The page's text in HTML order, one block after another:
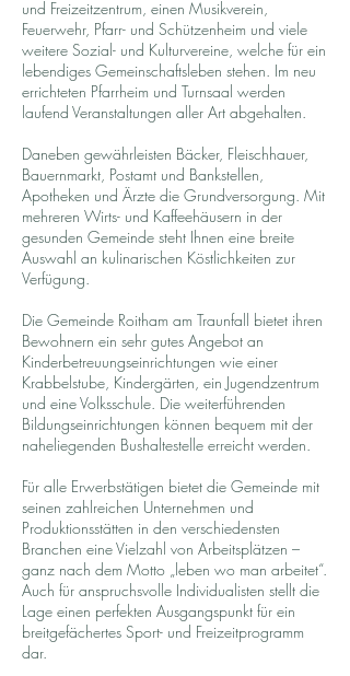
und Freizeitzentrum, einen Musikverein,
Feuerwehr, Pfarr- und Schützenheim und viele
weitere Sozial- und Kulturvereine, welche für ein
lebendiges Gemeinschaftsleben stehen. Im neu
errichteten Pfarrheim und Turnsaal werden
laufend Veranstaltungen aller Art abgehalten.
Daneben gewährleisten Bäcker, Fleischhauer,
Bauernmarkt, Postamt und Bankstellen,
Apotheken und Ärzte die Grundversorgung. Mit
mehreren Wirts- und Kaffeehäusern in der
gesunden Gemeinde steht Ihnen eine breite
Auswahl an kulinarischen Köstlichkeiten zur
Verfügung.
Die Gemeinde Roitham am Traunfall bietet ihren
Bewohnern ein sehr gutes Angebot an
Kinderbetreuungseinrichtungen wie einer
Krabbelstube, Kindergärten, ein Jugendzentrum
und eine Volksschule. Die weiterführenden
Bildungseinrichtungen können bequem mit der
naheliegenden Bushaltestelle erreicht werden.
Für alle Erwerbstätigen bietet die Gemeinde mit
seinen zahlreichen Unternehmen und
Produktionsstätten in den verschiedensten
Branchen eine Vielzahl von Arbeitsplätzen –
ganz nach dem Motto „leben wo man arbeitet“.
Auch für anspruchsvolle Individualisten stellt die
Lage einen perfekten Ausgangspunkt für ein
breitgefächertes Sport- und Freizeitprogramm
dar.